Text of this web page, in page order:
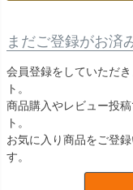
まだご登録がお済
会員登録をしていただ
ト。
商品購入やレビュー投
ト。
お気に入り商品をご登
す。